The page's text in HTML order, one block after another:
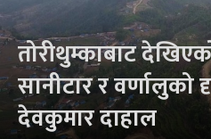
तोरीथुम्काबाट
सानीटार र वर्णालुको
देवकुमार दाहाल